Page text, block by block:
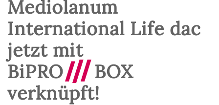
Mediolanum
International Life dac
jetzt mit
BiPRO/// BOX
verknüpft!